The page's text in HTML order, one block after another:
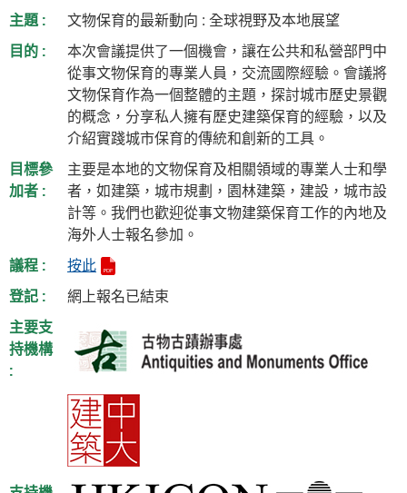
主題 :
文物保育的最新動向 : 全球視野及本地展望
目的 :
本次會議提供了一個機會，讓在公共和私營部門中
從事文物保育的專業人員，交流國際經驗。會議將
文物保育作為一個整體的主題，探討城市歷史景觀
的概念，分享私人擁有歷史建築保育的經驗，以及
介紹實踐城市保育的傳統和創新的工具。
目標參
加者 :
主要是本地的文物保育及相關領域的專業人士和學
者，如建築，城市規劃，園林建築，建設，城市設
計等。我們也歡迎從事文物建築保育工作的內地及
海外人士報名參加。
議程 :
按此
登記 :
網上報名已結束
主要支
持機構
: